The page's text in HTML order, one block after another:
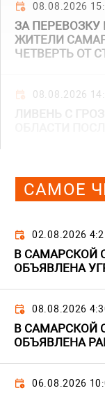
08.08.2026
ЗА
ЖИТЕЛИ
ЧЕТВЕРТЬ ОТ
08.08.2026
ЛИВЕНЬ С
ОБЛАСТИ
САМОЕ
02.08.2026
В САМАРСКОЙ
ОБЪЯВЛЕНА
08.08.2026
В САМАРСКОЙ
ОБЪЯВЛЕНА
06.08.2026